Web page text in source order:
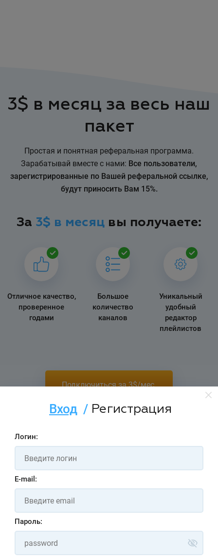
3$ в месяц за весь наш
пакет
Простая и понятная реферальная программа.
Зарабатывай вместе с нами: Все пользователи,
зарегистрированные по Вашей реферальной ссылке,
будут приносить Вам 15%.
За 3$ в месяц вы получаете:
Отличное качество,
проверенное
годами
Большое
количество
каналов
Уникальный
удобный
редактор
плейлистов
Подключиться за 3$/мес.
Хотите попробовать
перед покупкой?
Вход / Регистрация
Логин:
E-mail:
Пароль: